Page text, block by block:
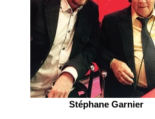
Stéphane Garnier